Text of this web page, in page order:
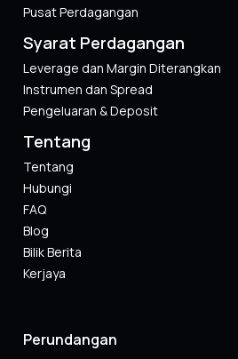
Pusat Perdagangan
Syarat Perdagangan
Leverage dan Margin Diterangkan
Instrumen dan Spread
Pengeluaran & Deposit
Tentang
Tentang
Hubungi
FAQ
Blog
Bilik Berita
Kerjaya
Perundangan